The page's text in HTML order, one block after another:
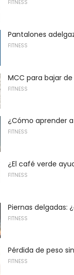
FITNESS
Pantalones
FITNESS
MCC para bajar
FITNESS
¿Cómo aprender
FITNESS
¿El café verde
FITNESS
Piernas delgadas:
FITNESS
Pérdida de peso
FITNESS